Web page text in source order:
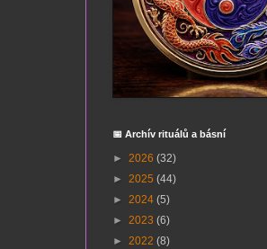
📅 Archív rituálů a básní
► 2026 (32)
► 2025 (44)
► 2024 (5)
► 2023 (6)
► 2022 (8)